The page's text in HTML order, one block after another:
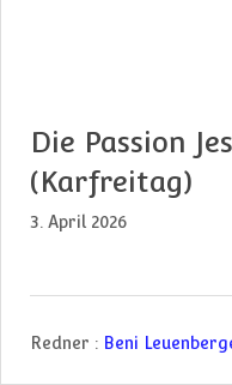
Die Passion
(Karfreitag)
3. April 2026
Redner : Beni